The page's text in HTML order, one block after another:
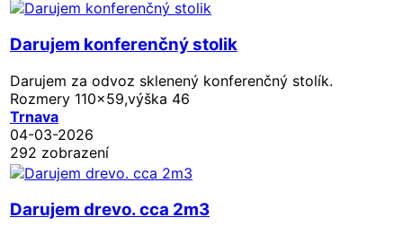
Darujem konferenčný stolik
Darujem za odvoz sklenený konferenčný stolík.
Rozmery 110x59,výška 46
Trnava
04-03-2026
292 zobrazení
Darujem drevo. cca 2m3